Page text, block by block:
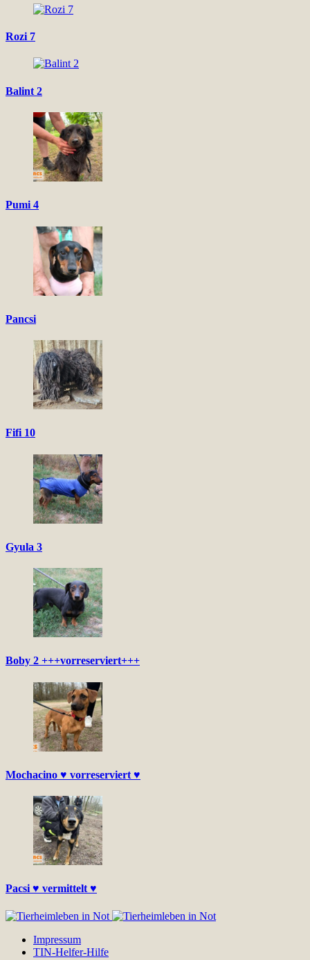
Rozi 7
Balint 2
Pumi 4
Pancsi
Fifi 10
Gyula 3
Boby 2 +++vorreserviert+++
Mochacino ♥ vorreserviert ♥
Pacsi ♥ vermittelt ♥
Impressum
TIN-Helfer-Hilfe